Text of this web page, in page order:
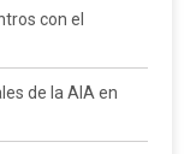
con el
de la AIA en